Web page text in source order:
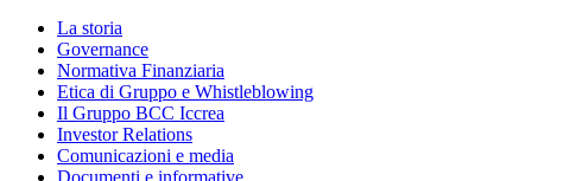
La storia
Governance
Normativa Finanziaria
Etica di Gruppo e Whistleblowing
Il Gruppo BCC Iccrea
Investor Relations
Comunicazioni e media